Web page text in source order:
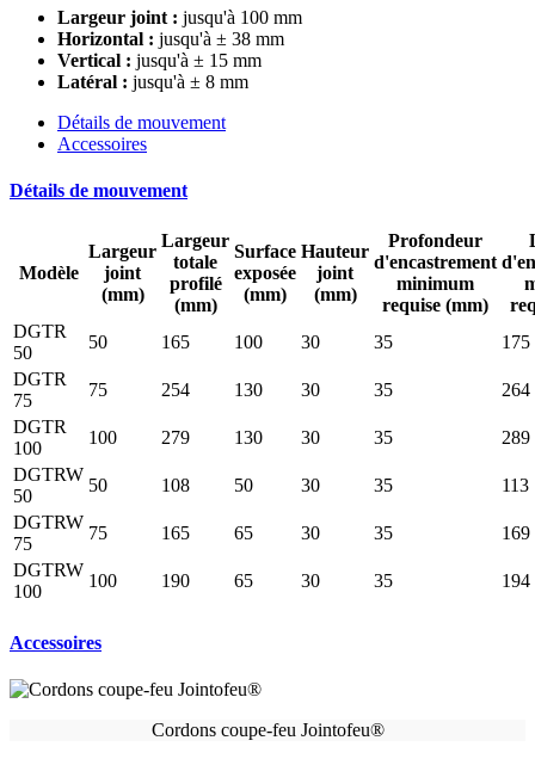
Largeur joint : jusqu'à 100 mm
Horizontal : jusqu'à ± 38 mm
Vertical : jusqu'à ± 15 mm
Latéral : jusqu'à ± 8 mm
Détails de mouvement
Accessoires
Détails de mouvement
Modèle
Largeur
joint
(mm)
Largeur
totale
profilé
(mm)
Surface
exposée
(mm)
Hauteur
joint
(mm)
Profondeur
d'encastrement
minimum
requise (mm)
DGTR
50
50 165 100 30 35
175
DGTR
75
75 254 130 30 35
264
DGTR
100
100 279 130 30 35
289
DGTRW
50
50 108 50 30 35
113
DGTRW
75
75 165 65 30 35
169
DGTRW
100
100 190 65 30 35 194
Accessoires
Cordons coupe-feu Jointofeu®